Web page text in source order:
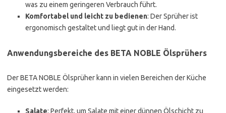
was zu einem geringeren Verbrauch führt.
Komfortabel und leicht zu bedienen: Der Sprüher ist
ergonomisch gestaltet und liegt gut in der Hand.
Anwendungsbereiche des BETA NOBLE Ölsprühers
Der BETA NOBLE Ölsprüher kann in vielen Bereichen der Küche
eingesetzt werden:
Salate: Perfekt, um Salate mit einer dünnen Ölschicht zu